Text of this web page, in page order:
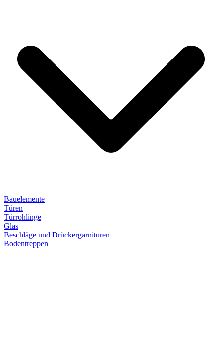
Bauelemente
Türen
Türrohlinge
Glas
Beschläge und Drückergarnituren
Bodentreppen